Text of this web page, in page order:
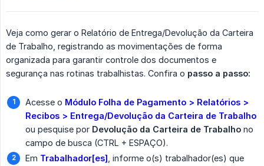
Veja como gerar o Relatório de Entrega/Devolução da Carteira
de Trabalho, registrando as movimentações de forma
organizada para garantir controle dos documentos e
segurança nas rotinas trabalhistas. Confira o passo a passo:
Acesse o Módulo Folha de Pagamento > Relatórios >
Recibos > Entrega/Devolução da Carteira de Trabalho
ou pesquise por Devolução da Carteira de Trabalho no
campo de busca (CTRL + ESPAÇO).
Em Trabalhador[es] , informe o(s) trabalhador(es) que